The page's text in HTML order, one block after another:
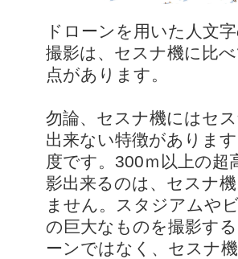
ドローンを用いた人文
撮影は、セスナ機に比
点があります。
勿論、セスナ機にはセ
出来ない特徴がありま
度です。300ｍ以上の超
影出来るのは、セスナ
ません。スタジアムや
の巨大なものを撮影す
ーンではなく、セスナ